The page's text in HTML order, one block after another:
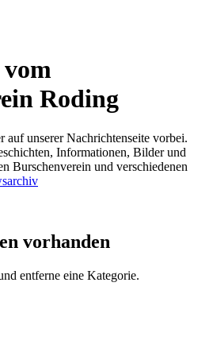
Roding
auf unserer Nachrichtenseite vorbei.
Informationen, Bilder und
Burschenverein und verschiedenen
vorhanden
entferne eine Kategorie.